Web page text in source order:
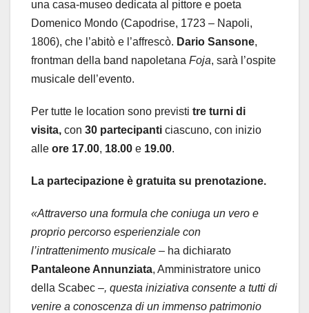
una casa-museo dedicata al pittore e poeta
Domenico Mondo (Capodrise, 1723 – Napoli,
1806), che l’abitò e l’affrescò. Dario Sansone,
frontman della band napoletana Foja, sarà l’ospite
musicale dell’evento.
Per tutte le location sono previsti tre turni di
visita, con 30 partecipanti ciascuno, con inizio
alle ore 17.00, 18.00 e 19.00.
La partecipazione è gratuita su prenotazione.
«Attraverso una formula che coniuga un vero e
proprio percorso esperienziale con
l’intrattenimento musicale – ha dichiarato
Pantaleone Annunziata, Amministratore unico
della Scabec –, questa iniziativa consente a tutti di
venire a conoscenza di un immenso patrimonio